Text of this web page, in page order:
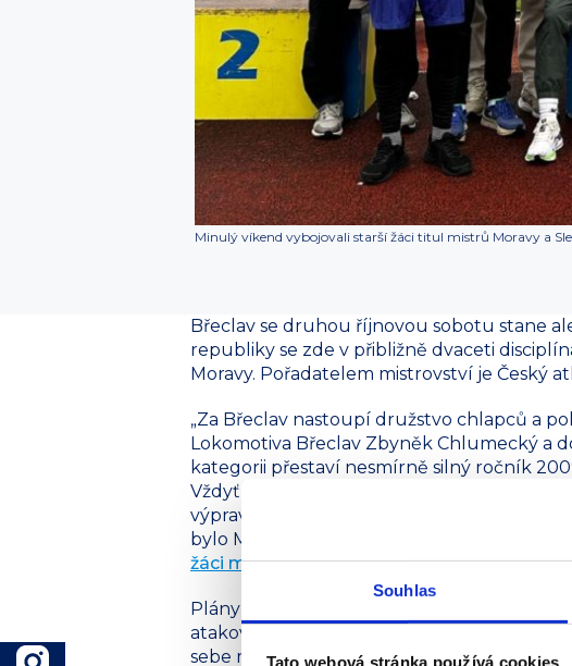
Souhlas
Tato webová stránka používá cookies
Minulý víkend vybojovali starší žáci titul mistrů Moravy a
Břeclav se druhou říjnovou sobotu stane
republiky se zde v přibližně dvaceti
Moravy. Pořadatelem mistrovství je Český
„Za Břeclav nastoupí družstvo chlapců a
Lokomotiva Břeclav Zbyněk Chlumecký a
kategorii přestaví nesmírně silný ročník
Vždyť ze zářijového Mistrovství ČR starších
výpravou. Další medaile získali i na
bylo Mistrovství Moravy a Slezska, kde
žáci mistry Moravy a Slezska družstev!)
Plány trenéra Zbyňka Chlumeckého na
atakovali první místo,“ říká sebevědomě, i
sebe můžou vydat všechno, nemusí se